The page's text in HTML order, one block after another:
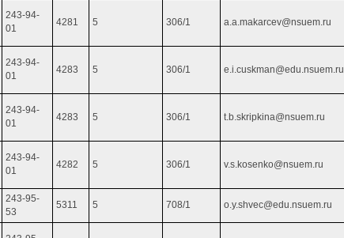
243-94-
01
4281 5 306/1 a.a.makarcev@nsuem.ru
243-94-
01
4283 5 306/1 e.i.cuskman@edu.nsuem.ru
243-94-
01
4283 5 306/1 t.b.skripkina@nsuem.ru
243-94-
01
4282 5 306/1 v.s.kosenko@nsuem.ru
243-95-
53
5311 5 708/1 o.y.shvec@edu.nsuem.ru